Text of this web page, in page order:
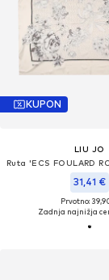
KUPON
LIU JO
31,41 €
Prvotno:
Zadnja najnižja